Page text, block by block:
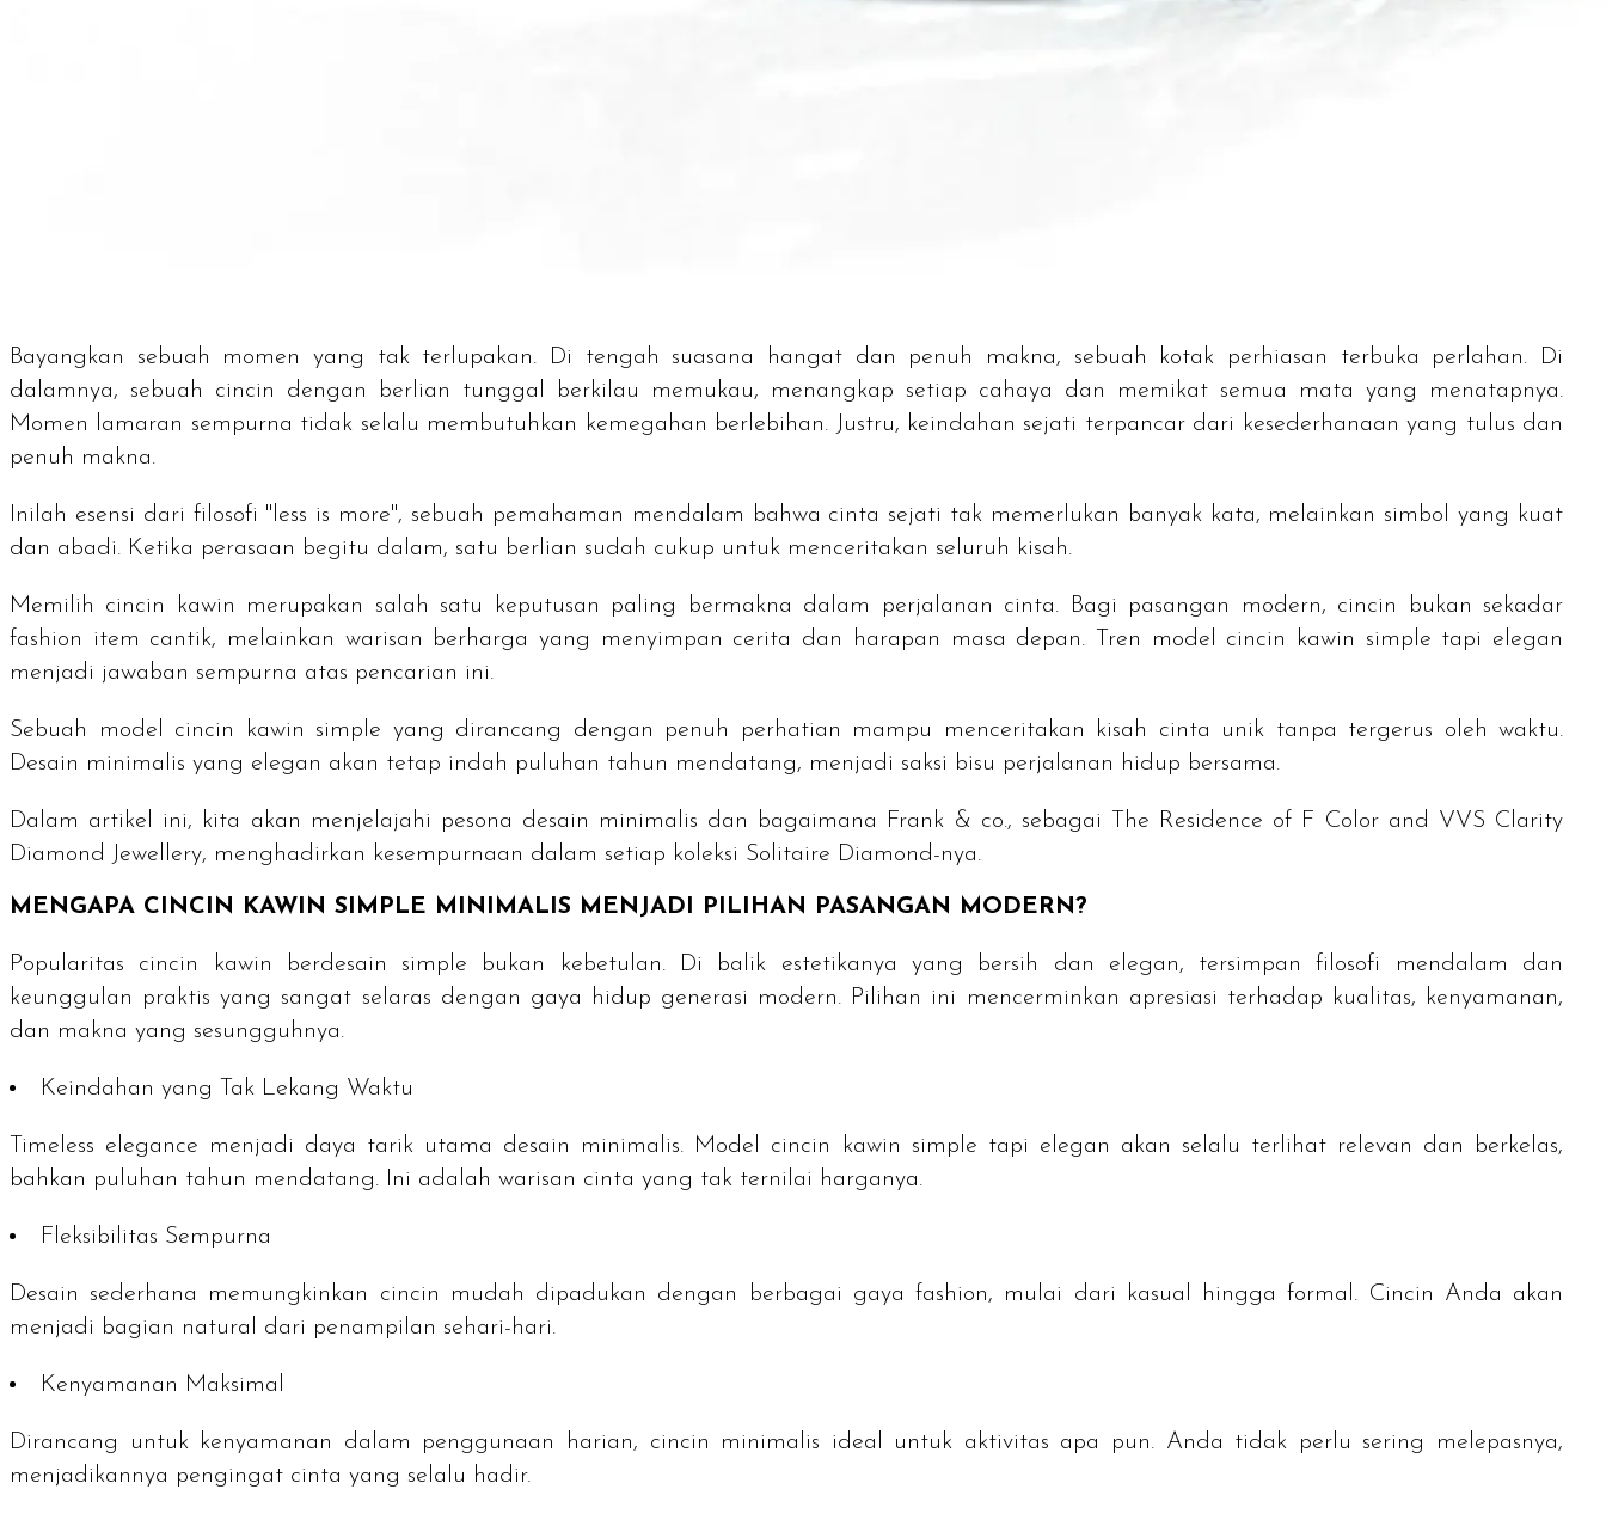
Bayangkan sebuah momen yang tak terlupakan. Di tengah suasana hangat dan penuh makna, sebuah kotak perhiasan terbuka perlahan. Di
dalamnya, sebuah cincin dengan berlian tunggal berkilau memukau, menangkap setiap cahaya dan memikat semua mata yang menatapnya.
Momen lamaran sempurna tidak selalu membutuhkan kemegahan berlebihan. Justru, keindahan sejati terpancar dari kesederhanaan yang tulus dan
penuh makna.
Inilah esensi dari filosofi "less is more", sebuah pemahaman mendalam bahwa cinta sejati tak memerlukan banyak kata, melainkan simbol yang kuat
dan abadi. Ketika perasaan begitu dalam, satu berlian sudah cukup untuk menceritakan seluruh kisah.
Memilih cincin kawin merupakan salah satu keputusan paling bermakna dalam perjalanan cinta. Bagi pasangan modern, cincin bukan sekadar
fashion item cantik, melainkan warisan berharga yang menyimpan cerita dan harapan masa depan. Tren model cincin kawin simple tapi elegan
menjadi jawaban sempurna atas pencarian ini.
Sebuah model cincin kawin simple yang dirancang dengan penuh perhatian mampu menceritakan kisah cinta unik tanpa tergerus oleh waktu.
Desain minimalis yang elegan akan tetap indah puluhan tahun mendatang, menjadi saksi bisu perjalanan hidup bersama.
Dalam artikel ini, kita akan menjelajahi pesona desain minimalis dan bagaimana Frank & co., sebagai
The Residence of F Color and VVS Clarity
Diamond Jewellery, menghadirkan kesempurnaan dalam setiap koleksi Solitaire Diamond-nya.
MENGAPA CINCIN KAWIN SIMPLE MINIMALIS MENJADI PILIHAN PASANGAN MODERN?
Popularitas cincin kawin berdesain simple bukan kebetulan. Di balik estetikanya yang bersih dan elegan, tersimpan filosofi mendalam dan
keunggulan praktis yang sangat selaras dengan gaya hidup generasi modern. Pilihan ini mencerminkan apresiasi terhadap kualitas, kenyamanan,
dan makna yang sesungguhnya.
Keindahan yang Tak Lekang Waktu
Timeless elegance menjadi daya tarik utama desain minimalis. Model cincin kawin simple tapi elegan akan selalu terlihat relevan dan berkelas,
bahkan puluhan tahun mendatang. Ini adalah warisan cinta yang tak ternilai harganya.
Fleksibilitas Sempurna
Desain sederhana memungkinkan cincin mudah dipadukan dengan berbagai gayafashion, mulai dari kasual hingga formal. Cincin Anda akan
menjadi bagian natural dari penampilan sehari-hari.
Kenyamanan Maksimal
Dirancang untuk kenyamanan dalam penggunaan harian, cincin minimalis ideal untuk aktivitas apa pun. Anda tidak perlu sering melepasnya,
menjadikannya pengingat cinta yang selalu hadir.